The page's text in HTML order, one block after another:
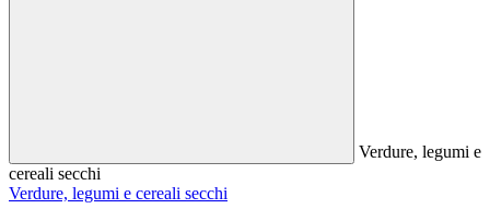
Verdure, legumi e
cereali secchi
Verdure, legumi e cereali secchi